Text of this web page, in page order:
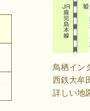
鳥栖イン
西鉄大牟
詳しい地